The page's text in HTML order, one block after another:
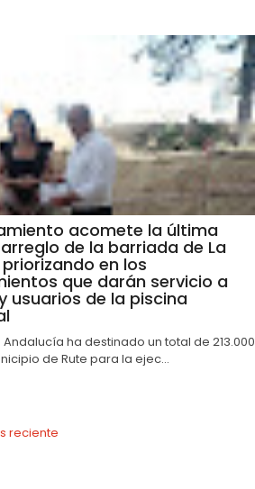
acomete la última
de la barriada de La
en los
que darán servicio a
usuarios de la piscina
Andalucía ha destinado un total de 213.000
de Rute para la ejec...
reciente